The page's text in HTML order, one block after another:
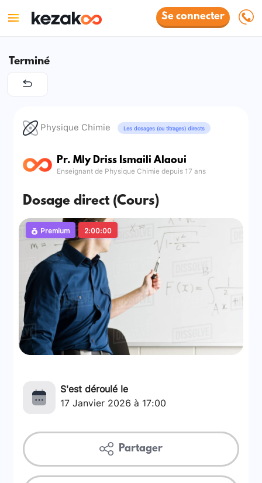
Se connecter
Terminé
Physique Chimie Les dosages (ou titrages) directs
Pr. Mly Driss Ismaili Alaoui
Enseignant de Physique Chimie depuis 17 ans
Dosage direct (Cours)
Premium 2:00:00
S'est déroulé le
17 Janvier 2026 à 17:00
Partager